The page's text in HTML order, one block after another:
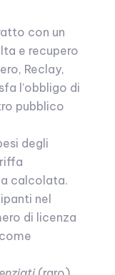
con un
e recupero
Reclay,
l’obbligo di
pubblico
degli
calcolata.
nel
di licenza